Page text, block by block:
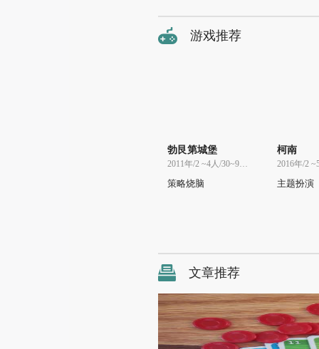
游戏推荐
勃艮第城堡
2011年/2 ~4人/30~90分
策略烧脑
柯南
主题扮演
文章推荐